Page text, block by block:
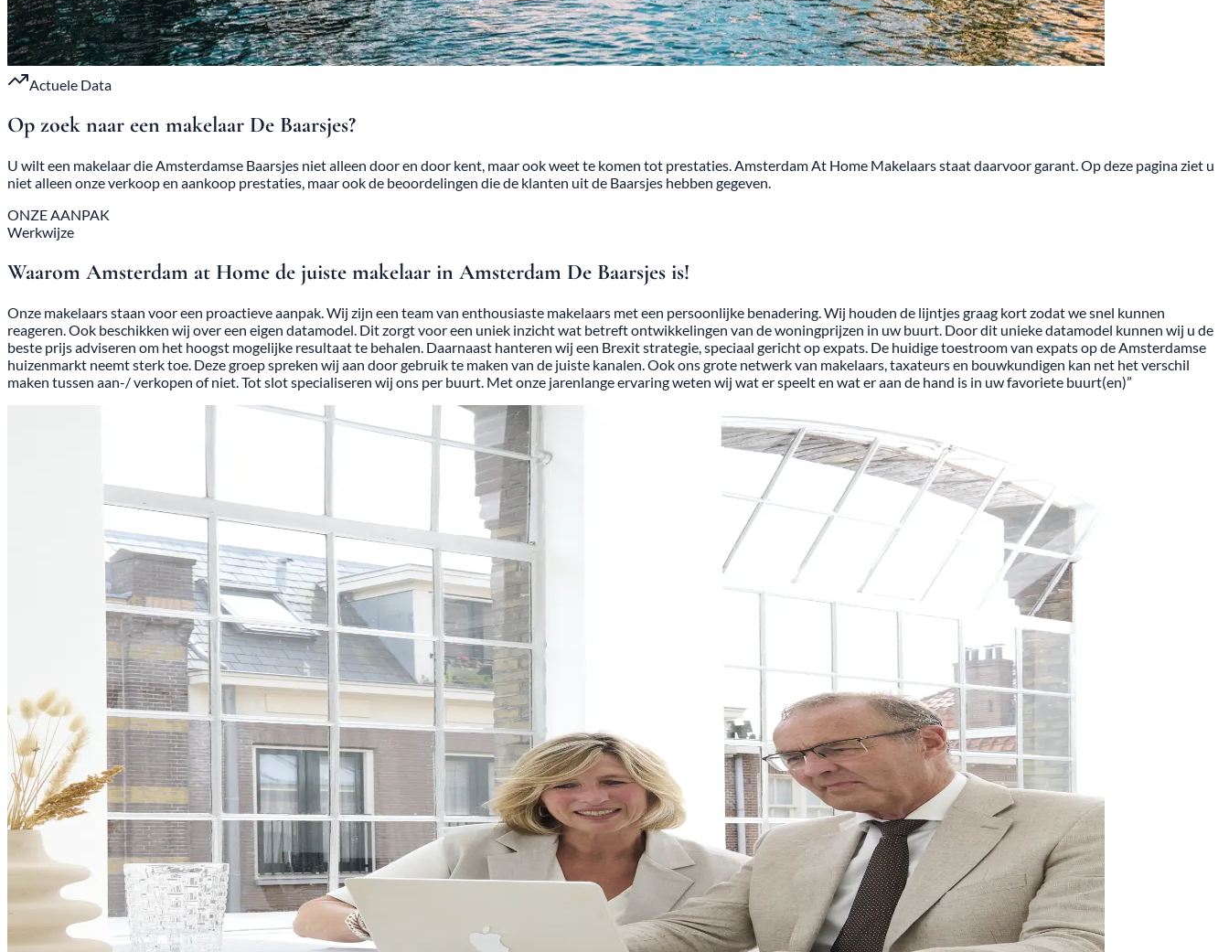
Actuele Data
Op zoek naar een makelaar De Baarsjes?
U wilt een makelaar die Amsterdamse Baarsjes niet alleen door en door kent, maar ook weet te komen tot prestaties. Amsterdam At Home Makelaars staat daarvoor garant. Op deze pagina ziet u
niet alleen onze verkoop en aankoop prestaties, maar ook de beoordelingen die de klanten uit de Baarsjes hebben gegeven.
ONZE AANPAK
Werkwijze
Waarom Amsterdam at Home de juiste makelaar in Amsterdam De Baarsjes is!
Onze makelaars staan voor een proactieve aanpak. Wij zijn een team van enthousiaste makelaars met een persoonlijke benadering. Wij houden de lijntjes graag kort zodat we snel kunnen
reageren. Ook beschikken wij over een eigen datamodel. Dit zorgt voor een uniek inzicht wat betreft ontwikkelingen van de woningprijzen in uw buurt. Door dit unieke datamodel kunnen wij u de
beste prijs adviseren om het hoogst mogelijke resultaat te behalen. Daarnaast hanteren wij een Brexit strategie, speciaal gericht op expats. De huidige toestroom van expats op de Amsterdamse
huizenmarkt neemt sterk toe. Deze groep spreken wij aan door gebruik te maken van de juiste kanalen. Ook ons grote netwerk van makelaars, taxateurs en bouwkundigen kan net het verschil
maken tussen aan-/ verkopen of niet. Tot slot specialiseren wij ons per buurt. Met onze jarenlange ervaring weten wij wat er speelt en wat er aan de hand is in uw favoriete buurt(en)”